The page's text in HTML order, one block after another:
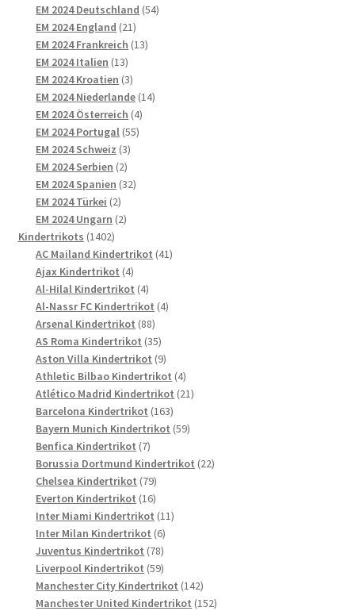
Produkte
EM 2024 Deutschland 5454
EM 2024 England 2121
Produkte
EM 2024 Frankreich 1313
EM 2024 Italien 1313
Produkte
EM 2024 Kroatien 33
Produkte
EM 2024 Niederlande 1414
EM 2024 Österreich 44
EM 2024 Portugal 5555
EM 2024 Schweiz 33
EM 2024 Serbien 22
Produkte
EM 2024 Spanien 3232
EM 2024 Türkei 22
Produkte
EM 2024 Ungarn 22
Kindertrikots 14021402
Produkte
AC Mailand Kindertrikot 4141
Ajax Kindertrikot 44
Produkte
Al-Hilal Kindertrikot 44
Produkte
Al-Nassr FC Kindertrikot 44
Arsenal Kindertrikot 8888
Produkte
AS Roma Kindertrikot 3535
Produkte
Aston Villa Kindertrikot 99
Produkte
Athletic Bilbao Kindertrikot 44
Produkte
Atlético Madrid Kindertrikot 2121
Barcelona Kindertrikot 163163
Produkte
Bayern Munich Kindertrikot 5959
Benfica Kindertrikot 77
Produkte
Borussia Dortmund Kindertrikot 2222
Chelsea Kindertrikot 7979
Produkte
Everton Kindertrikot 1616
Produkte
Inter Miami Kindertrikot 1111
Inter Milan Kindertrikot 66
Produkte
Juventus Kindertrikot 7878
Produkte
Liverpool Kindertrikot 5959
Produkte
Manchester City Kindertrikot 142142
Produkte
Manchester United Kindertrikot 152152